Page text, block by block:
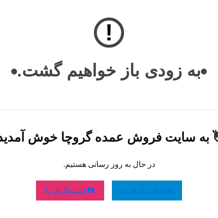
!
به زودی باز خواهیم گشت.
به سایت فروش عمده گروچا خوش
در حال به روز رسانی هستیم.
🌐 کانال تلگرام ما 📷 اینستاگرام ما